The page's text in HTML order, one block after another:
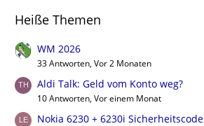
Heiße Themen
WM 2026
33 Antworten, Vor 2 Monaten
Aldi Talk: Geld vom Konto weg?
10 Antworten, Vor einem Monat
Nokia 6230 + 6230i Sicherheitscode